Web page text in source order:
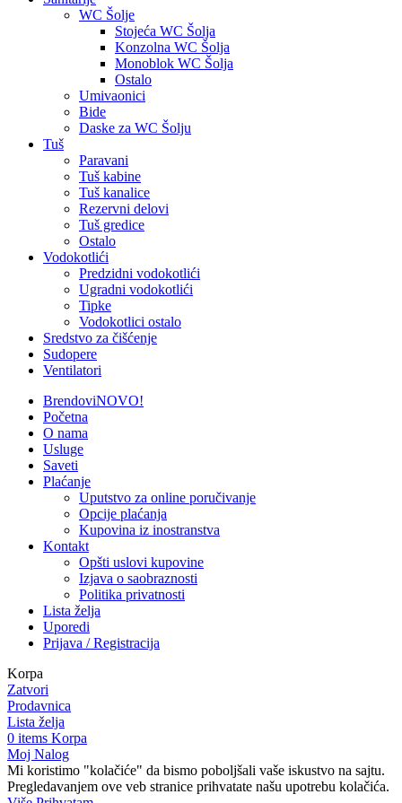
WC Šolje
Stojeća WC Šolja
Konzolna WC Šolja
Monoblok WC Šolja
Ostalo
Umivaonici
Bide
Daske za WC Šolju
Tuš
Paravani
Tuš kabine
Tuš kanalice
Rezervni delovi
Tuš gredice
Ostalo
Vodokotlići
Predzidni vodokotlići
Ugradni vodokotlići
Tipke
Vodokotlici ostalo
Sredstvo za čišćenje
Sudopere
Ventilatori
BrendoviNOVO!
Početna
O nama
Usluge
Saveti
Plaćanje
Uputstvo za online poručivanje
Opcije plaćanja
Kupovina iz inostranstva
Kontakt
Opšti uslovi kupovine
Izjava o saobraznosti
Politika privatnosti
Lista želja
Uporedi
Prijava / Registracija
Korpa
Zatvori
Prodavnica
Lista želja
0 items Korpa
Moj Nalog
Mi koristimo "kolačiće" da bismo poboljšali vaše iskustvo na sajtu.
Pregledavanjem ove veb stranice prihvatate našu upotrebu kolačića.